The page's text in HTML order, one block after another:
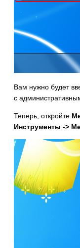
Вам нужно будет
с
Теперь, откройте
Инструменты ->